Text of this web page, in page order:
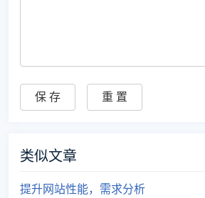
类似文章
提升网站性能，需求分析